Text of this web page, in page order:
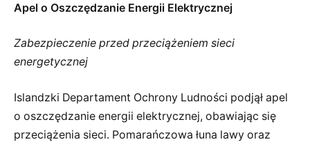
Apel o Oszczędzanie Energii Elektrycznej
Zabezpieczenie przed przeciążeniem sieci
energetycznej
Islandzki Departament Ochrony Ludności podjął apel
o oszczędzanie energii elektrycznej, obawiając się
przeciążenia sieci. Pomarańczowa łuna lawy oraz